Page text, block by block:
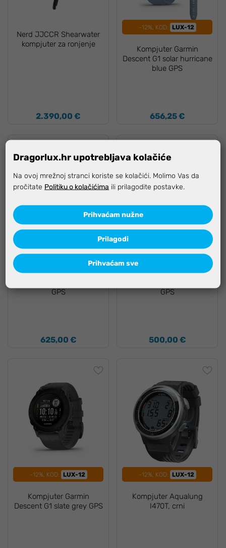
Nerd JJCCR Shearwater
kompjuter za ronjenje
2.390,00 €
-12%, KOD: LUX-12
Kompjuter Garmin
Descent G1 solar hurricane
blue GPS
656,25 €
-12%, KOD: LUX-12
Kompjuter Garmin
GPS
625,00 €
-12%, KOD: LUX-12
Kompjuter Garmin
GPS
500,00 €
-12%, KOD: LUX-12
Kompjuter Garmin
Descent G1 slate grey GPS
-12%, KOD: LUX-12
Kompjuter Aqualung
I470T, crni
Dragorlux.hr upotrebljava kolačiće
Na ovoj mrežnoj stranci koriste se kolačići. Molimo Vas da
pročitate Politiku o kolačićima ili prilagodite postavke.
Prihvaćam nužne
Prilagodi
Prihvaćam sve